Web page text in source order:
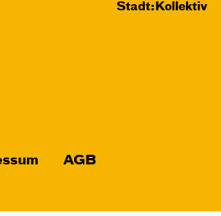
Stadt:Kollektiv
AGB